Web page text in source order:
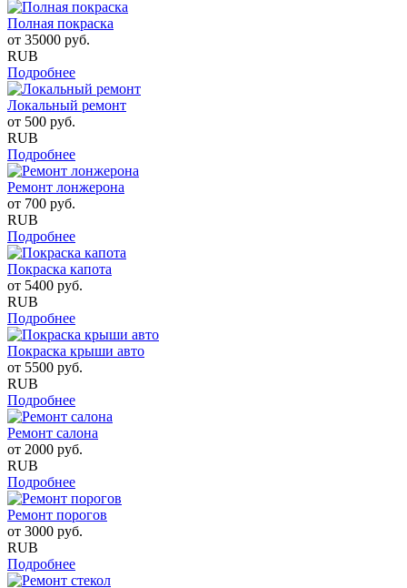
Полная покраска
от 35000 руб.
RUB
Подробнее
Локальный ремонт
от 500 руб.
RUB
Подробнее
Ремонт лонжерона
от 700 руб.
RUB
Подробнее
Покраска капота
от 5400 руб.
RUB
Подробнее
Покраска крыши авто
от 5500 руб.
RUB
Подробнее
Ремонт салона
от 2000 руб.
RUB
Подробнее
Ремонт порогов
от 3000 руб.
RUB
Подробнее